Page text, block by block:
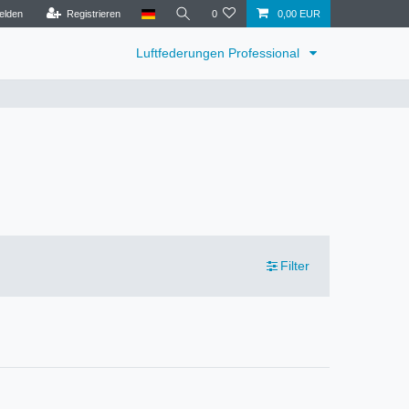
Registrieren 0 0,00 EUR
Luftfederungen Professional
Filter